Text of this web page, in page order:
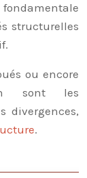
fondamentale
structurelles
ou encore
sont les
divergences,
.